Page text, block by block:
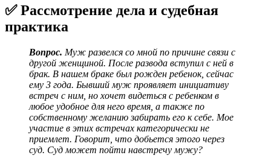
✅ Рассмотрение дела и судебная
практика
Вопрос. Муж развелся со мной по причине связи с
другой женщиной. После развода вступил с ней в
брак. В нашем браке был рожден ребенок, сейчас
ему 3 года. Бывший муж проявляет инициативу
встреч с ним, но хочет видеться с ребенком в
любое удобное для него время, а также по
собственному желанию забирать его к себе. Мое
участие в этих встречах категорически не
приемлет. Говорит, что добьется этого через
суд. Суд может пойти навстречу мужу?